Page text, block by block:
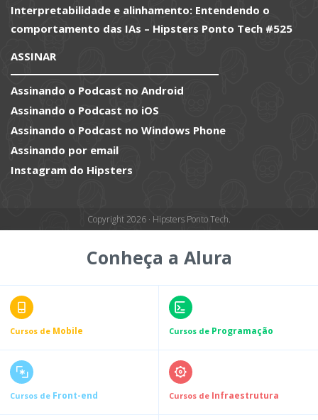
Interpretabilidade e alinhamento: Entendendo o
comportamento das IAs – Hipsters Ponto Tech #525
ASSINAR
Assinando o Podcast no Android
Assinando o Podcast no iOS
Assinando o Podcast no Windows Phone
Assinando por email
Instagram do Hipsters
Copyright 2026 · Hipsters Ponto Tech.
Conheça a Alura
Cursos de Mobile Cursos de Programação
Cursos de Front-end Cursos de Infraestrutura